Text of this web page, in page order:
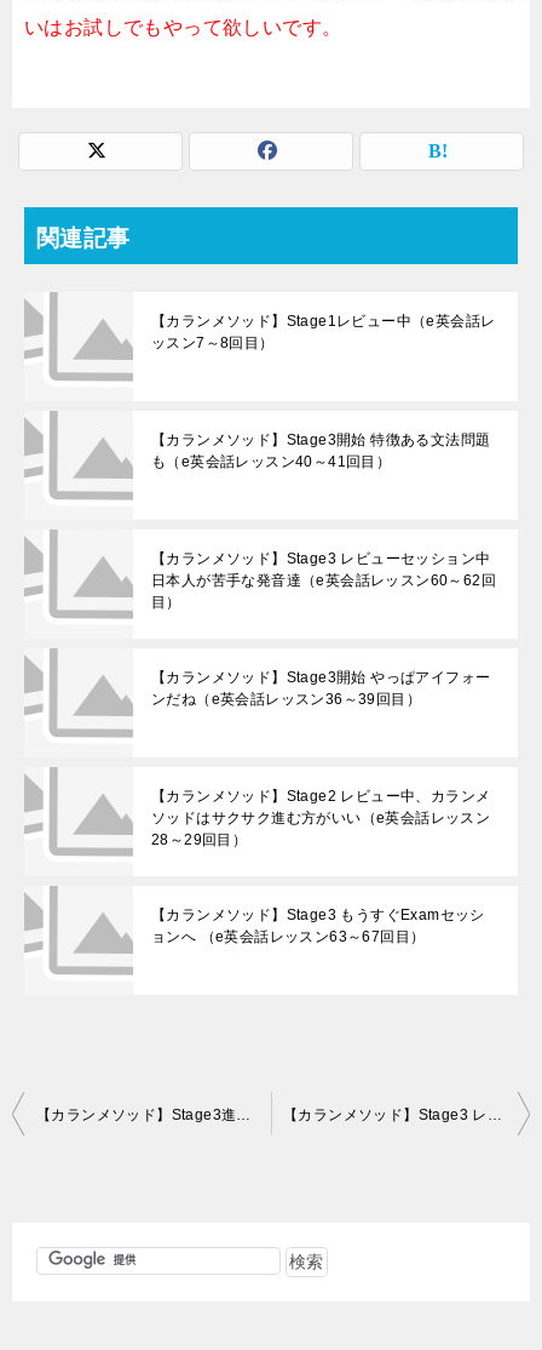
いはお試しでもやって欲しいです。
関連記事
【カランメソッド】Stage1レビュー中（e英会話レ
ッスン7～8回目）
【カランメソッド】Stage3開始 特徴ある文法問題
も（e英会話レッスン40～41回目）
【カランメソッド】Stage3 レビューセッション中
日本人が苦手な発音達（e英会話レッスン60～62回
目）
【カランメソッド】Stage3開始 やっぱアイフォー
ンだね（e英会話レッスン36～39回目）
【カランメソッド】Stage2 レビュー中、カランメ
ソッドはサクサク進む方がいい（e英会話レッスン
28～29回目）
【カランメソッド】Stage3 もうすぐExamセッシ
ョンへ （e英会話レッスン63～67回目）
投